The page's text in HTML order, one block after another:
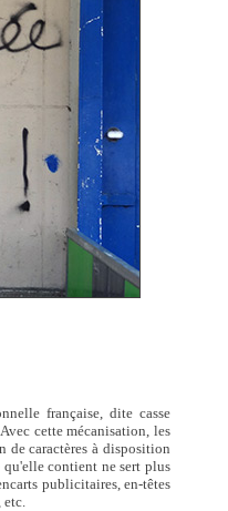
française, dite casse
cette mécanisation, les
caractères à disposition
contient ne sert plus
publicitaires, en-têtes